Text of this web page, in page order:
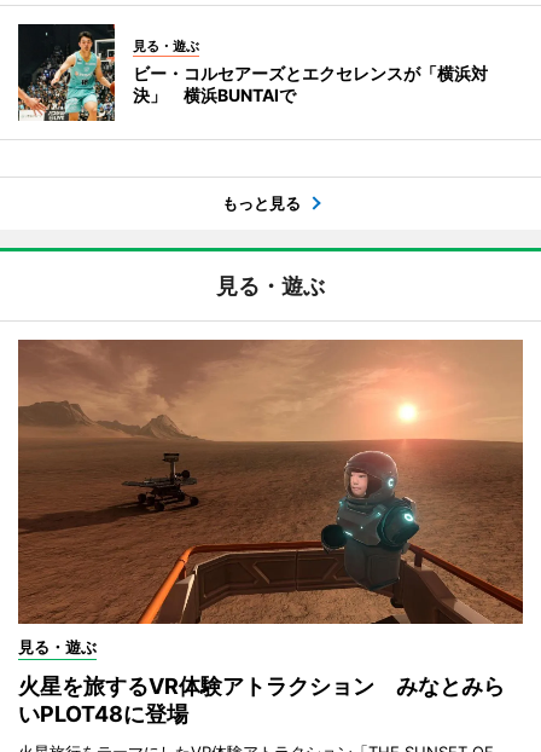
見る・遊ぶ
ビー・コルセアーズとエクセレンスが「横浜対
決」 横浜BUNTAIで
もっと見る
見る・遊ぶ
見る・遊ぶ
火星を旅するVR体験アトラクション みなとみら
いPLOT48に登場